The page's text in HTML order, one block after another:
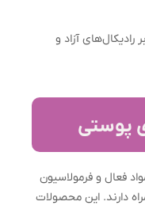
آزاد و
پوستی
فعال و فرمولاسیون
دارند. این محصولات